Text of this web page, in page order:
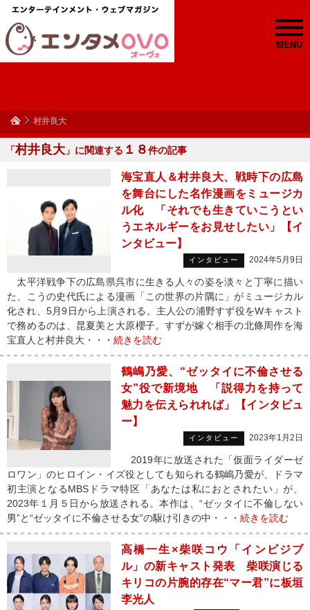
MENU
村井良大
「村井良大 」に関連する １８件の記事
海宝直人＆村井良大、戦時下の広島
を舞台にした名作漫画をミュージカ
ル化 「それでも生きていこうとい
うエネルギーをお見せしたい」【イ
ンタビュー】
インタビュー 2024年5月9日
太平洋戦争下の広島県呉市に生きる人々の姿を淡々と丁寧に描い
た、こうの史代氏による漫画「この世界の片隅に」がミュージカル
化され、5月9日から上演される。主人公の浦野すず役をWキャスト
で務めるのは、昆夏美と大原櫻子。すずが嫁ぐ相手の北條周作を海
宝直人と村井良大・・・ 続きを読む
鶴嶋乃愛、“ゼッタイに不倫させる
女”役で新境地 「説得力を持って
魅力を伝えられれば」【インタビュ
ー】
インタビュー 2023年1月2日
2019年に放送された「仮面ライダーゼ
ロワン」のヒロイン・イズ役としても知られる鶴嶋乃愛が、ドラマ
初主演となるMBSドラマ特区「あなたは私におとされたい」が、
2023年１月５日から放送される。本作は、“ゼッタイに不倫しない
男”と“ゼッタイに不倫させる女”の駆け引きの中・・・ 続きを読む
高橋一生×柴咲コウ「インビジブ
ル」の新キャスト発表 柴咲演じる
キリコの片腕的存在“マー君”に板垣
李光人